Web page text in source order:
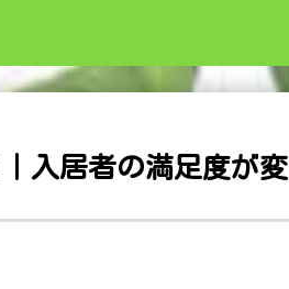
入居者の満足度が変